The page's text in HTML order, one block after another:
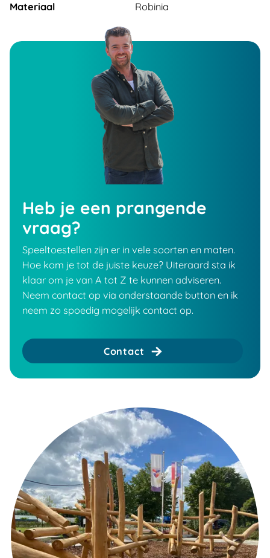
Materiaal
Robinia
Heb je een prangende
vraag?
Speeltoestellen zijn er in vele soorten en maten.
Hoe kom je tot de juiste keuze? Uiteraard sta ik
klaar om je van A tot Z te kunnen adviseren.
Neem contact op via onderstaande button en ik
neem zo spoedig mogelijk contact op.
Contact